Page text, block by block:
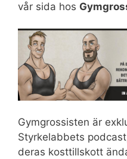
vår sida hos
Gymgrossisten är
Styrkelabbets
deras kosttillskott